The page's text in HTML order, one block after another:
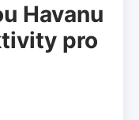
Havanu
pro